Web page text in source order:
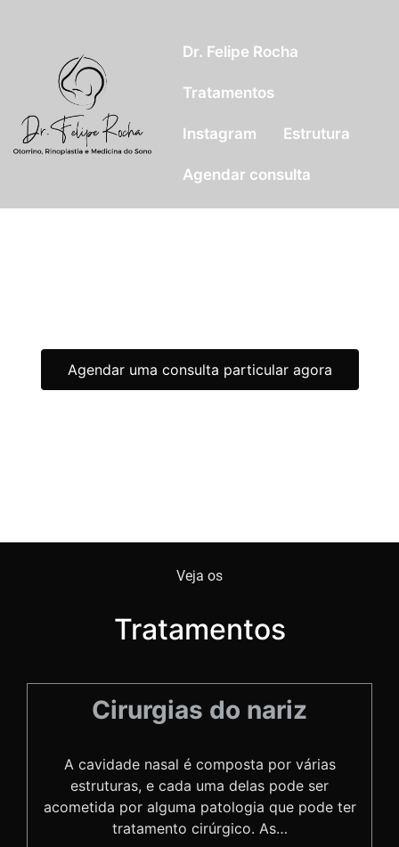
Dr. Felipe Rocha
Tratamentos
Instagram Estrutura
Agendar consulta
Agendar uma consulta particular agora
Veja os
Tratamentos
Cirurgias do nariz
A cavidade nasal é composta por várias
estruturas, e cada uma delas pode ser
acometida por alguma patologia que pode ter
tratamento cirúrgico. As…